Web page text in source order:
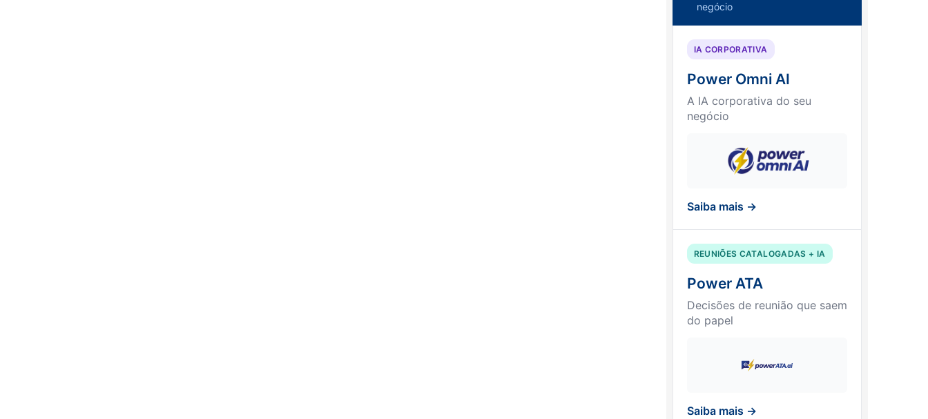
negócio
IA CORPORATIVA
Power Omni AI
A IA corporativa do seu
negócio
Saiba mais →
REUNIÕES CATALOGADAS + IA
Power ATA
Decisões de reunião que saem
do papel
Saiba mais →